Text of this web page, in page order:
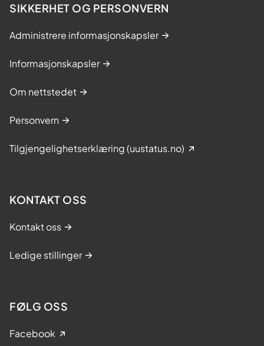
SIKKERHET OG PERSONVERN
Administrere informasjonskapsler
Informasjonskapsler
Om nettstedet
Personvern
Tilgjengelighetserklæring (uustatus.no)
KONTAKT OSS
Kontakt oss
Ledige stillinger
FØLG OSS
Facebook